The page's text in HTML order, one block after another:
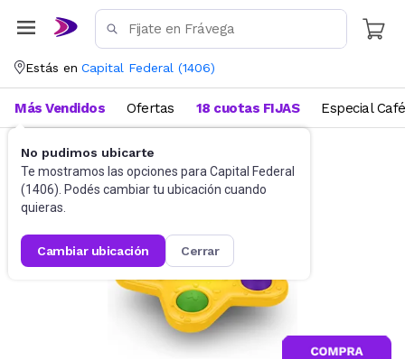
Estás en Capital Federal (1406)
No pudimos ubicarte
Te mostramos las opciones para Capital Federal
(1406). Podés cambiar tu ubicación cuando
quieras.
cambiar ubicación cerrar
Más Vendidos Ofertas 18 cuotas FIJAS Especial Café
Didácticos Para bebés